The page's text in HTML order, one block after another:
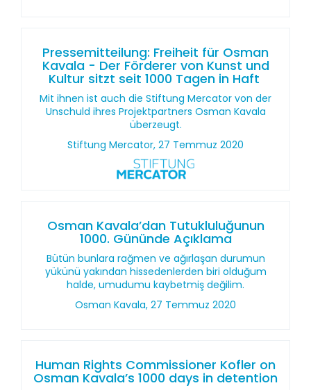
Pressemitteilung: Freiheit für Osman
Kavala - Der Förderer von Kunst und
Kultur sitzt seit 1000 Tagen in Haft
Mit ihnen ist auch die Stiftung Mercator von der
Unschuld ihres Projektpartners Osman Kavala
überzeugt.
Stiftung Mercator, 27 Temmuz 2020
Osman Kavala’dan Tutukluluğunun
1000. Gününde Açıklama
Bütün bunlara rağmen ve ağırlaşan durumun
yükünü yakından hissedenlerden biri olduğum
halde, umudumu kaybetmiş değilim.
Osman Kavala, 27 Temmuz 2020
Human Rights Commissioner Kofler on
Osman Kavala’s 1000 days in detention